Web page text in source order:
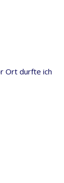
Ort durfte ich